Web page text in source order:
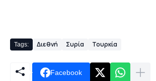
Tags: Διεθνή Συρία Τουρκία
Facebook